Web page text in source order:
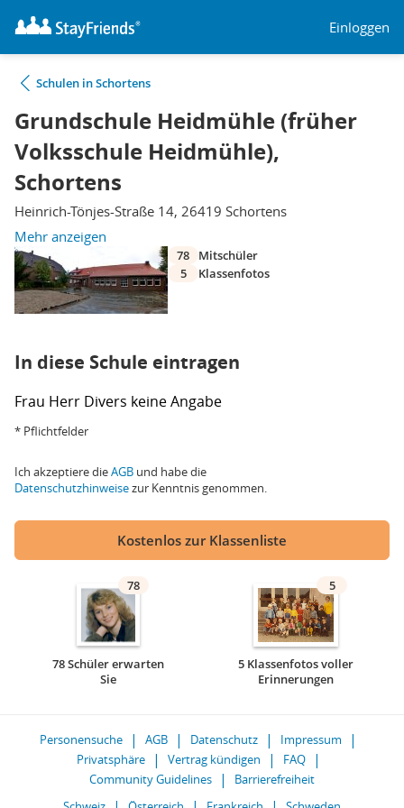
Einloggen
Schulen in Schortens
Grundschule Heidmühle (früher
Volksschule Heidmühle),
Schortens
Heinrich-Tönjes-Straße 14, 26419 Schortens
Mehr anzeigen
78
Mitschüler
5
Klassenfotos
In diese Schule eintragen
Frau Herr Divers keine Angabe
* Pflichtfelder
Ich akzeptiere dieAGB und habe die
Datenschutzhinweisezur Kenntnis genommen.
Kostenlos zur Klassenliste
78
78 Schüler erwarten
Sie
5
5 Klassenfotos voller
Erinnerungen
Personensuche AGB Datenschutz
Impressum
Privatsphäre
Vertrag kündigen
FAQ
Community Guidelines
Barrierefreiheit